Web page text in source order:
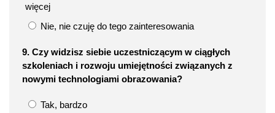
więcej
Nie, nie czuję do tego zainteresowania
9. Czy widzisz siebie uczestniczącym w ciągłych
szkoleniach i rozwoju umiejętności związanych z
nowymi technologiami obrazowania?
Tak, bardzo